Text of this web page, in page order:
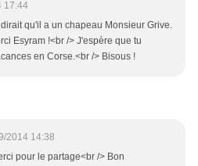
17:44
qu'il a un chapeau Monsieur Grive.
Esyram !<br /> J'espère que tu
en Corse.<br /> Bisous !
2014 14:38
pour le partage<br /> Bon